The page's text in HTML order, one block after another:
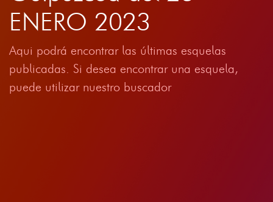
ENERO 2023
Aqui podrá encontrar las últimas esquelas
publicadas. Si desea encontrar una esquela,
puede utilizar nuestro buscador